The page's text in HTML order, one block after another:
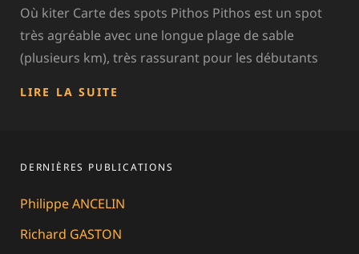
Où kiter Carte des spots Pithos Pithos est un spot
très agréable avec une longue plage de sable
(plusieurs km), très rassurant pour les débutants
LIRE LA SUITE
DERNIÈRES PUBLICATIONS
Philippe ANCELIN
Richard GASTON